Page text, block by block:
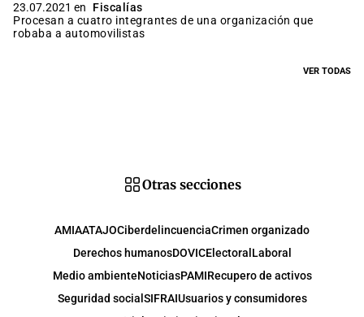
23.07.2021 en
Fiscalías
Procesan a cuatro integrantes de una organización que
robaba a automovilistas
VER TODAS
Otras secciones
AMIAATAJOCiberdelincuenciaCrimen organizado
Derechos humanosDOVICElectoral Laboral
Medio ambienteNoticiasPAMIRecupero de activos
Seguridad social SIFRAIUsuarios y consumidores